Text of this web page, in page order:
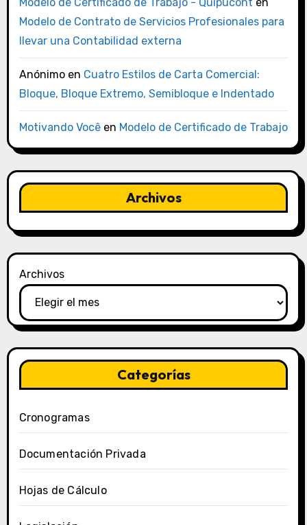
Modelo de Contrato de Servicios Profesionales para
llevar una Contabilidad externa
Anónimoen Cuatro Estilos de Carta Comercial:
Bloque, Bloque Extremo, Semibloque e Indentado
Motivando Vocêen Modelo de Certificado de Trabajo
Archivos
Archivos
Categorías
Cronogramas
Documentación Privada
Hojas de Cálculo